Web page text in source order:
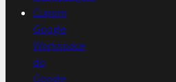
Cupom
Google
Workspace
do
Google